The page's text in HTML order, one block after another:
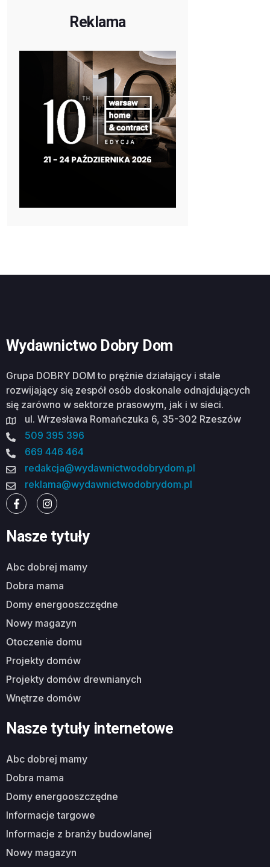
Reklama
Wydawnictwo Dobry Dom
Grupa DOBRY DOM to prężnie działający i stale
rozwijający się zespół osób doskonale odnajdujących
się zarówno w sektorze prasowym, jak i w sieci.
ul. Wrzesława Romańczuka 6, 35-302 Rzeszów
509 395 396
669 446 464
redakcja@wydawnictwodobrydom.pl
reklama@wydawnictwodobrydom.pl
Nasze tytuły
abc dobrej mamy
dobra mama
domy energooszczędne
nowy magazyn
otoczenie domu
projekty domów
projekty domów drewnianych
wnętrze domów
Nasze tytuły internetowe
abc dobrej mamy
dobra mama
domy energooszczędne
informacje targowe
informacje z branży budowlanej
nowy magazyn